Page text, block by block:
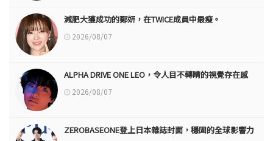
減肥大獲成功的鄭妍，在TWICE成員中最瘦。
2026/08/07
ALPHA DRIVE ONE LEO，令人目不轉睛的視覺存在感
2026/08/07
ZEROBASEONE登上日本雜誌封面，穩固的全球影響力